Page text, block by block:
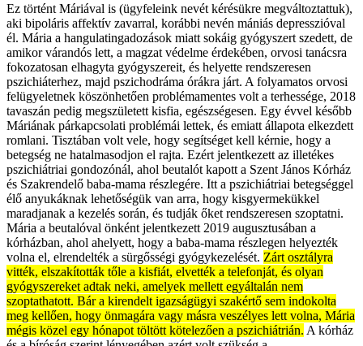
Ez történt Máriával is (ügyfeleink nevét kérésükre megváltoztattuk),
aki bipoláris affektív zavarral, korábbi nevén mániás depresszióval
él. Mária a hangulatingadozások miatt sokáig gyógyszert szedett, de
amikor várandós lett, a magzat védelme érdekében, orvosi tanácsra
fokozatosan elhagyta gyógyszereit, és helyette rendszeresen
pszichiáterhez, majd pszichodráma órákra járt. A folyamatos orvosi
felügyeletnek köszönhetően problémamentes volt a terhessége, 2018
tavaszán pedig megszületett kisfia, egészségesen. Egy évvel később
Máriának párkapcsolati problémái lettek, és emiatt állapota elkezdett
romlani. Tisztában volt vele, hogy segítséget kell kérnie, hogy a
betegség ne hatalmasodjon el rajta. Ezért jelentkezett az illetékes
pszichiátriai gondozónál, ahol beutalót kapott a Szent János Kórház
és Szakrendelő baba-mama részlegére. Itt a pszichiátriai betegséggel
élő anyukáknak lehetőségük van arra, hogy kisgyermekükkel
maradjanak a kezelés során, és tudják őket rendszeresen szoptatni.
Mária a beutalóval önként jelentkezett 2019 augusztusában a
kórházban, ahol ahelyett, hogy a baba-mama részlegen helyezték
volna el, elrendelték a sürgősségi gyógykezelését. Zárt osztályra
vitték, elszakították tőle a kisfiát, elvették a telefonját, és olyan
gyógyszereket adtak neki, amelyek mellett egyáltalán nem
szoptathatott. Bár a kirendelt igazságügyi szakértő sem indokolta
meg kellően, hogy önmagára vagy másra veszélyes lett volna, Mária
mégis közel egy hónapot töltött kötelezően a pszichiátrián. A kórház